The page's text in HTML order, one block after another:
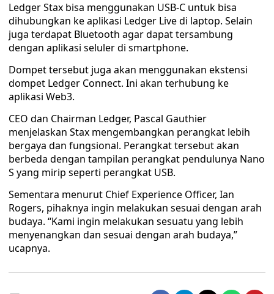
Ledger Stax bisa menggunakan USB-C untuk bisa
dihubungkan ke aplikasi Ledger Live di laptop. Selain
juga terdapat Bluetooth agar dapat tersambung
dengan aplikasi seluler di smartphone.
Dompet tersebut juga akan menggunakan ekstensi
dompet Ledger Connect. Ini akan terhubung ke
aplikasi Web3.
CEO dan Chairman Ledger, Pascal Gauthier
menjelaskan Stax mengembangkan perangkat lebih
bergaya dan fungsional. Perangkat tersebut akan
berbeda dengan tampilan perangkat pendulunya Nano
S yang mirip seperti perangkat USB.
Sementara menurut Chief Experience Officer, Ian
Rogers, pihaknya ingin melakukan sesuai dengan arah
budaya. “Kami ingin melakukan sesuatu yang lebih
menyenangkan dan sesuai dengan arah budaya,”
ucapnya.